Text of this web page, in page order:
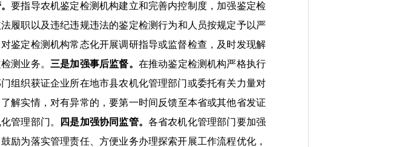
要指导农机鉴定检测机构建立和完善内控制度，加强鉴定检
履职以及违纪违规违法的鉴定检测行为和 人员按规定予以严
鉴定检测机构常态化开展调研指导或监督检查，及时发现解
测业务。 三是加强事后监督。 在推动鉴定检测机构严格执行
组织获证企业所在地市县农机化管理部门或委托有关力量对
解实情，对有异常的，要第一时间 反馈至本省或其他省发证
管理部门 。 四是加强协同监管。 各省农机化管理部门要加强
鼓励为落实管理责任、方便业务办理探索开展工作流程优化，